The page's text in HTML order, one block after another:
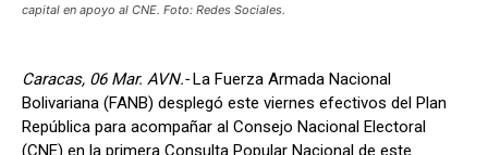
capital en apoyo al CNE. Foto: Redes Sociales.
Caracas, 06 Mar. AVN.-La Fuerza Armada Nacional
Bolivariana (FANB) desplegó este viernes efectivos del Plan
República para acompañar al Consejo Nacional Electoral
(CNE) en la primera Consulta Popular Nacional de este